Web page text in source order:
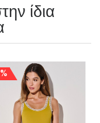
ίδια